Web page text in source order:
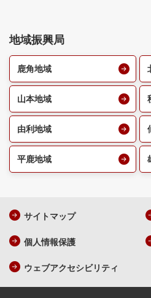
地域振興局
鹿角地域
山本地域
由利地域
平鹿地域
サイトマップ
個人情報保護
ウェブアクセシビリティ